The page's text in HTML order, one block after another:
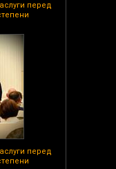
перед
перед